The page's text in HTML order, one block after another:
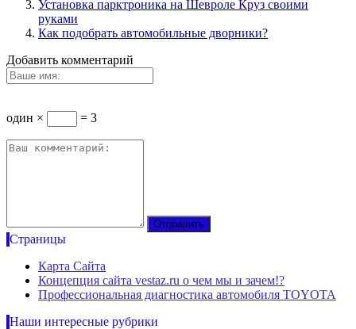
Установка парктроника на Шевроле Круз своими
руками
Как подобрать автомобильные дворники?
Добавить комментарий
один × = 3
Страницы
Карта Сайта
Концепция сайта vestaz.ru о чем мы и зачем!?
Профессиональная диагностика автомобиля TOYOTA
Наши интересные рубрики